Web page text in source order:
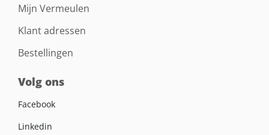
Mijn Vermeulen
Klant adressen
Bestellingen
Volg ons
Facebook
Linkedin